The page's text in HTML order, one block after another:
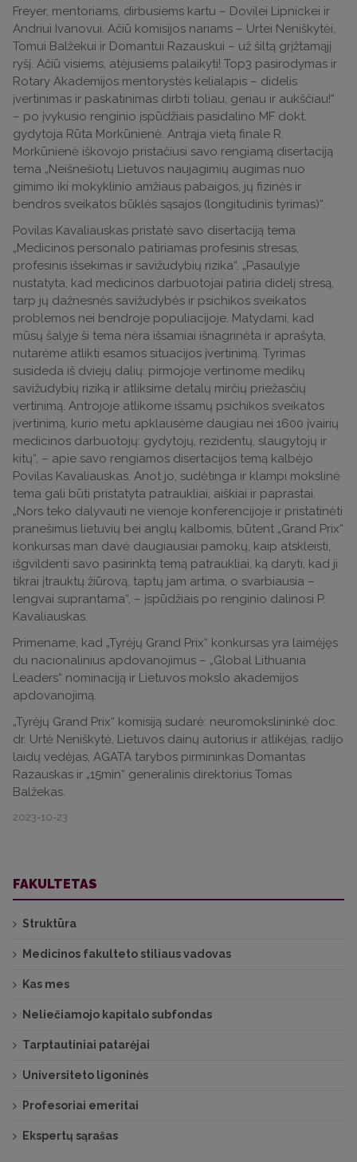
Freyer, mentoriams, dirbusiems kartu – Dovilei Lipnickei ir
Andriui Ivanovui. Ačiū komisijos nariams – Urtei Neniškytėi,
Tomui Balžekui ir Domantui Razauskui – už šiltą grįžtamąjį
ryšį. Ačiū visiems, atėjusiems palaikyti! Top3 pasirodymas ir
Rotary Akademijos mentorystės kelialapis – didelis
įvertinimas ir paskatinimas dirbti toliau, geriau ir aukščiau!“
– po įvykusio renginio įspūdžiais pasidalino MF dokt.
gydytoja Rūta Morkūnienė. Antrąja vietą finale R.
Morkūnienė iškovojo pristačiusi savo rengiamą disertaciją
tema „Neišnešiotų Lietuvos naujagimių augimas nuo
gimimo iki mokyklinio amžiaus pabaigos, jų fizinės ir
bendros sveikatos būklės sąsajos (longitudinis tyrimas)“.
Povilas Kavaliauskas pristatė savo disertaciją tema
„Medicinos personalo patiriamas profesinis stresas,
profesinis išsekimas ir savižudybių rizika“. „Pasaulyje
nustatyta, kad medicinos darbuotojai patiria didelį stresą,
tarp jų dažnesnės savižudybės ir psichikos sveikatos
problemos nei bendroje populiacijoje. Matydami, kad
mūsų šalyje ši tema nėra išsamiai išnagrinėta ir aprašyta,
nutarėme atlikti esamos situacijos įvertinimą. Tyrimas
susideda iš dviejų dalių: pirmojoje vertinome medikų
savižudybių riziką ir atliksime detalų mirčių priežasčių
vertinimą. Antrojoje atlikome išsamų psichikos sveikatos
įvertinimą, kurio metu apklausėme daugiau nei 1600 įvairių
medicinos darbuotojų: gydytojų, rezidentų, slaugytojų ir
kitų“, – apie savo rengiamos disertacijos temą kalbėjo
Povilas Kavaliauskas. Anot jo, sudėtinga ir klampi mokslinė
tema gali būti pristatyta patraukliai, aiškiai ir paprastai.
„Nors teko dalyvauti ne vienoje konferencijoje ir pristatinėti
pranešimus lietuvių bei anglų kalbomis, būtent „Grand Prix“
konkursas man davė daugiausiai pamokų, kaip atskleisti,
išgvildenti savo pasirinktą temą patraukliai, ką daryti, kad ji
tikrai įtrauktų žiūrovą, taptų jam artima, o svarbiausia –
lengvai suprantama“, – įspūdžiais po renginio dalinosi P.
Kavaliauskas.
Primename, kad „Tyrėjų Grand Prix“ konkursas yra laimėjęs
du nacionalinius apdovanojimus – „Global Lithuania
Leaders“ nominaciją ir Lietuvos mokslo akademijos
apdovanojimą.
„Tyrėjų Grand Prix“ komisiją sudarė: neuromokslininkė doc.
dr. Urtė Neniškytė, Lietuvos dainų autorius ir atlikėjas, radijo
laidų vedėjas, AGATA tarybos pirmininkas Domantas
Razauskas ir „15min“ generalinis direktorius Tomas
Balžekas.
2023-10-23
FAKULTETAS
Struktūra
Medicinos fakulteto stiliaus vadovas
Kas mes
Neliečiamojo kapitalo subfondas
Tarptautiniai patarėjai
Universiteto ligoninės
Profesoriai emeritai
Ekspertų sąrašas